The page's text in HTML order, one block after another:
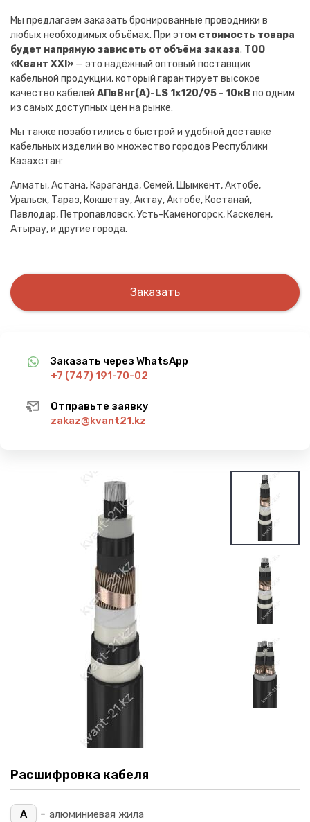
Мы предлагаем заказать бронированные проводники в
любых необходимых объёмах. При этом стоимость товара
будет напрямую зависеть от объёма заказа. ТОО
«Квант XXI» — это надёжный оптовый поставщик
кабельной продукции, который гарантирует высокое
качество кабелей АПвВнг(A)-LS 1х120/95 - 10кВ по одним
из самых доступных цен на рынке.
Мы также позаботились о быстрой и удобной доставке
кабельных изделий во множество городов Республики
Казахстан:
Алматы, Астана, Караганда, Семей, Шымкент, Актобе,
Уральск, Тараз, Кокшетау, Актау, Актобе, Костанай,
Павлодар, Петропавловск, Усть-Каменогорск, Каскелен,
Атырау, и другие города.
Заказать
Заказать через WhatsApp
+7 (747) 191-70-02
Отправьте заявку
zakaz@kvant21.kz
Расшифровка кабеля
А - алюминиевая жила